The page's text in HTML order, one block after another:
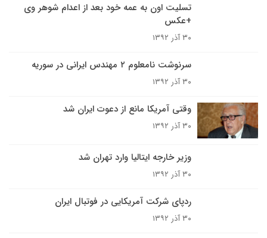
تسلیت اون به عمه خود بعد از اعدام شوهر وی
+عکس
۳۰ آذر ۱۳۹۲
سرنوشت نامعلوم ۲ مهندس ایرانی در سوریه
۳۰ آذر ۱۳۹۲
وقتی آمریکا مانع از دعوت ایران شد
۳۰ آذر ۱۳۹۲
وزیر خارجه ایتالیا وارد تهران شد
۳۰ آذر ۱۳۹۲
ردپای شرکت آمریکایی در فوتبال ایران
۳۰ آذر ۱۳۹۲